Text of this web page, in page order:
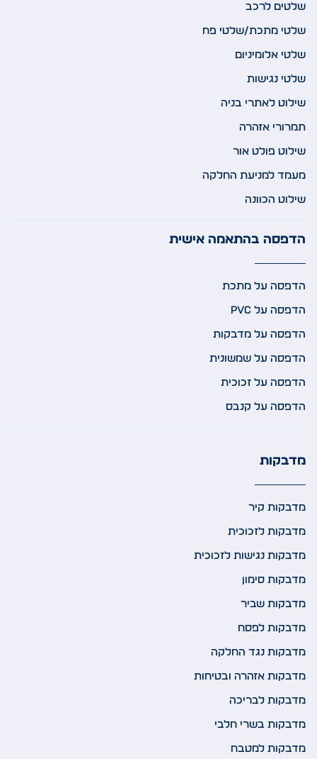
שלטים לרכב
שלטי מתכת/שלטי פח
שלטי אלומיניום
שלטי נגישות
שילוט לאתרי בניה
תמרורי אזהרה
שילוט פולט אור
מעמד למניעת החלקה
שילוט הכוונה
הדפסה בהתאמה אישית
הדפסה על מתכת
הדפסה על PVC
הדפסה על מדבקות
הדפסה על שמשונית
הדפסה על זכוכית
הדפסה על קנבס
מדבקות
מדבקות קיר
מדבקות לזכוכית
מדבקות נגישות לזכוכית
מדבקות סימון
מדבקות שביר
מדבקות לפסח
מדבקות נגד החלקה
מדבקות אזהרה ובטיחות
מדבקות לבריכה
מדבקות בשרי חלבי
מדבקות למטבח